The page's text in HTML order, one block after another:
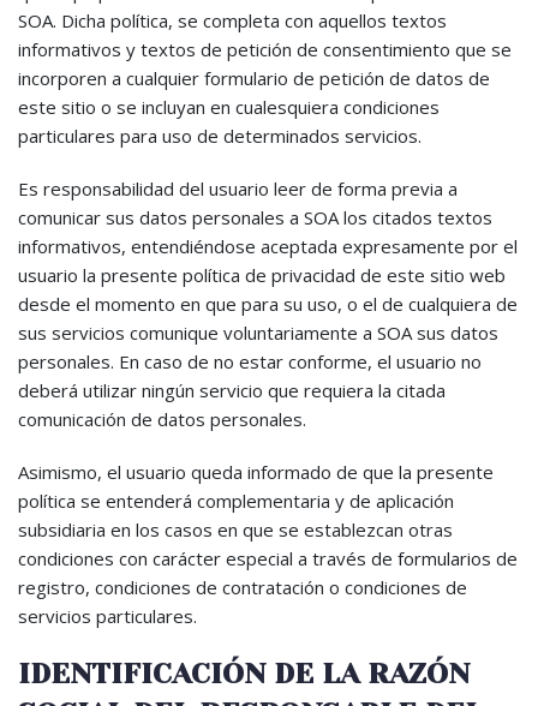
SOA. Dicha política, se completa con aquellos textos
informativos y textos de petición de consentimiento que se
incorporen a cualquier formulario de petición de datos de
este sitio o se incluyan en cualesquiera condiciones
particulares para uso de determinados servicios.
Es responsabilidad del usuario leer de forma previa a
comunicar sus datos personales a SOA los citados textos
informativos, entendiéndose aceptada expresamente por el
usuario la presente política de privacidad de este sitio web
desde el momento en que para su uso, o el de cualquiera de
sus servicios comunique voluntariamente a SOA sus datos
personales. En caso de no estar conforme, el usuario no
deberá utilizar ningún servicio que requiera la citada
comunicación de datos personales.
Asimismo, el usuario queda informado de que la presente
política se entenderá complementaria y de aplicación
subsidiaria en los casos en que se establezcan otras
condiciones con carácter especial a través de formularios de
registro, condiciones de contratación o condiciones de
servicios particulares.
IDENTIFICACIÓN DE LA RAZÓN